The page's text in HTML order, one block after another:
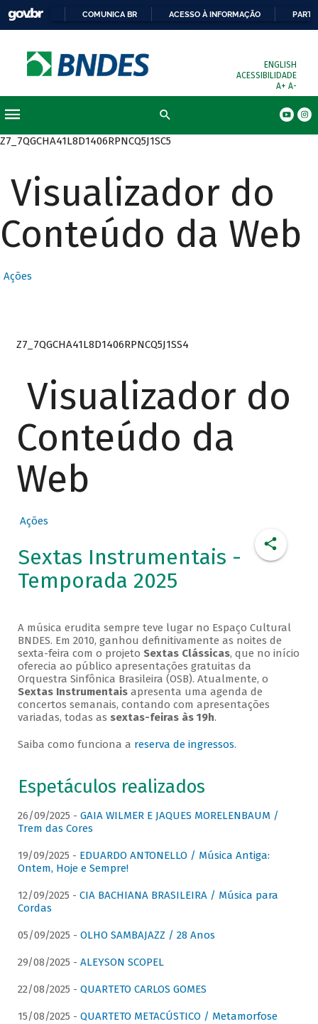
COMUNICA BR ACESSO À INFORMAÇÃO
ENGLISH
ACESSIBILIDADE
A+ A-
Z7_7QGCHA41L8D1406RPNCQ5J1SC5
Visualizador do
Conteúdo da Web
Ações
Z7_7QGCHA41L8D1406RPNCQ5J1SS4
Visualizador do
Conteúdo da
Web
Ações
Sextas Instrumentais -
Temporada 2025
A música erudita sempre teve lugar no Espaço Cultural
BNDES. Em 2010, ganhou definitivamente as noites de
sexta-feira com o projeto Sextas Clássicas, que no início
oferecia ao público apresentações gratuitas da
Orquestra Sinfônica Brasileira (OSB). Atualmente, o
Sextas Instrumentaisapresenta uma agenda de
concertos semanais, contando com apresentações
variadas, todas as sextas-feiras às 19h.
Saiba como funciona a reserva de ingressos.
Espetáculos realizados
26/09/2025 - GAIA WILMER E JAQUES MORELENBAUM /
Trem das Cores
19/09/2025 - EDUARDO ANTONELLO / Música Antiga:
Ontem, Hoje e Sempre!
12/09/2025 - CIA BACHIANA BRASILEIRA / Música para
Cordas
05/09/2025 - OLHO SAMBAJAZZ / 28 Anos
29/08/2025 - ALEYSON SCOPEL
22/08/2025 - QUARTETO CARLOS GOMES
15/08/2025 - QUARTETO METACÚSTICO / Metamorfose